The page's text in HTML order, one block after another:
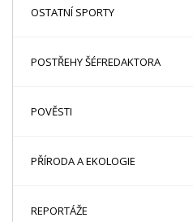
OSTATNÍ SPORTY
POSTŘEHY ŠÉFREDAKTORA
POVĚSTI
PŘÍRODA A EKOLOGIE
REPORTÁŽE